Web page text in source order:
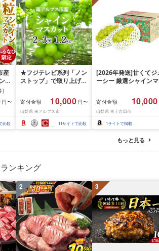
産
マ
)
円〜
比較
★フジテレビ系列「ノン
ストップ」で取り上げら
先行予約]南アルプス市
産シャインマスカット
1.2kg以上(2〜3房)ふる
さと納税 おすすめ 山梨
県 南アルプス市 送料無
寄付金額 10,000 円〜
山梨県 南アルプス市
11サイトで比較
[2026年発送]甘くてジ
ーシー 厳選シャインマ
月前半(1〜15日)から
月下旬までの発送) フ
ーツ ぶどう 果物 山梨
産 2026 旬 大粒 高級
寄付金額 10,000
山梨県 富士吉田市
1サイトで掲載
もっと見る
ンキング
2 3